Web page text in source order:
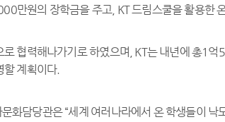
만원의 장학금을 주고, KT 드림스쿨을 활용한
로 협력해나가기로 하였으며, KT는 내년에 총1
할 계획이다.
화담당관은 “세계 여러나라에서 온 학생들이